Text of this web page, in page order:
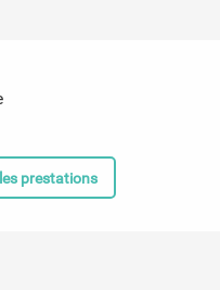
prestations